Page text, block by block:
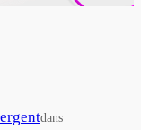
dans